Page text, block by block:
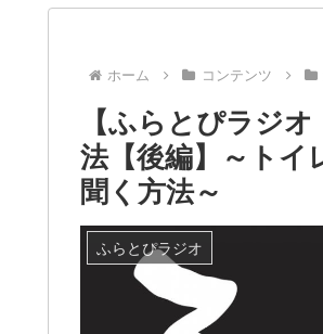
ホーム コンテンツ
【ふらとぴラジ
法【後編】～トイ
聞く方法～
ふらとぴラジオ